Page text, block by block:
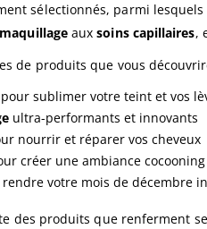
sélectionnés, parmi
maquillageauxsoins capillaires,
de produits que vous
pour sublimer votre teint et vos
ultra-performants et innovants
nourrir et réparer vos cheveux
créer une ambiance cocooning
votre mois de décembre
des produits que renferment